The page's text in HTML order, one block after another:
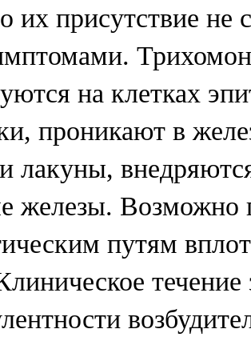
их присутствие не
на клетках
проникают в
лакуны,
железы. Возможно
путям
течение